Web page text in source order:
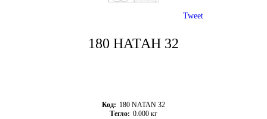
180 НАТАН 32
Код: 180 NATAN 32
Тегло: 0.000 кг
Tweet